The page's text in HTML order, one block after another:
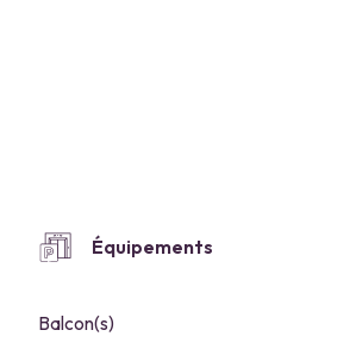
Équipements
Balcon(s)